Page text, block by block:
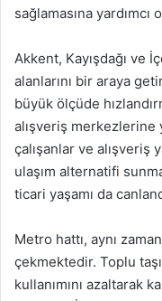
sağlamasına yardımcı
Akkent, Kayışdağı ve
alanlarını bir araya
büyük ölçüde
alışveriş merkezlerine
çalışanlar ve
ulaşım alternatifi
ticari yaşamı da
Metro hattı, aynı
çekmektedir. Toplu
kullanımını azaltarak